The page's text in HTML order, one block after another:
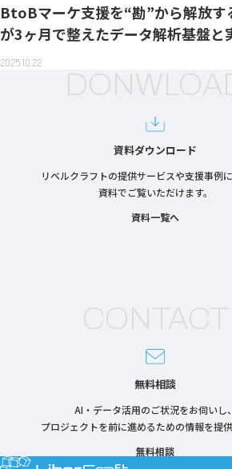
BtoBマーケ支援を“勘”から解放す
が3ヶ月で整えたデータ解析基盤と
ス
2025.10.22
資料ダウンロード
リベルクラフトの提供サービスや支援事例に
資料でご覧いただけます。
資料一覧へ
CONTACT
無料相談
AI・データ活用のご状況をお伺いし、
プロジェクトを前に進めるための情報を提供
無料相談